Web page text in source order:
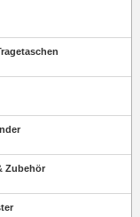
Zubehör